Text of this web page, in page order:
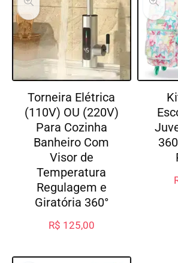
Torneira Elétrica
(110V) OU (220V)
Para Cozinha
Banheiro Com
Visor de
Temperatura
Regulagem e
Giratória 360°
R$ 125,00